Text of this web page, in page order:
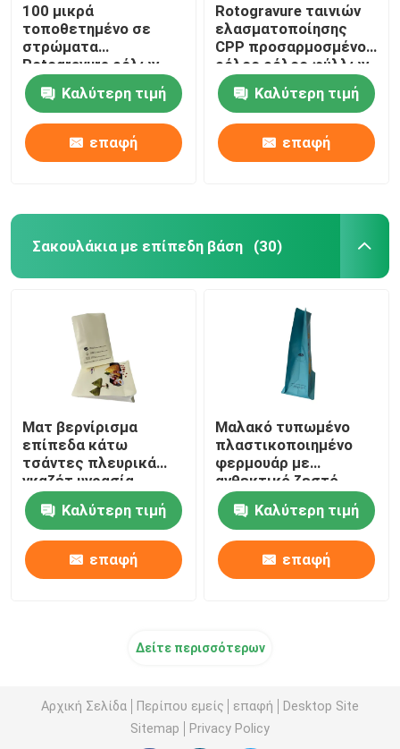
100 μικρά
τοποθετημένο σε
στρώματα
Rotogravure ρόλων
συσκευασίας που
τυπώνει το
φυλλόμορφο ρόλο
ταινιών
Καλύτερη τιμή
επαφή
Rotogravure ταινιών
ελασματοποίησης
CPP προσαρμοσμένος
ρόλος ρόλος φύλλων
τοποθέτησης σε
στρώματα
εκτύπωσης
Καλύτερη τιμή
επαφή
Σακουλάκια με επίπεδη βάση (30)
Ματ βερνίρισμα
επίπεδα κάτω
τσάντες πλευρικά
γκαζέτ υγρασία
απόδειξη για το ρύζι
τροφήΚαλύτερη τιμή
επαφή
Μαλακό τυπωμένο
πλαστικοποιημένο
φερμουάρ με
ανθεκτικό ζεστό
σφραγίδα που
επανασφραγίζεται
Καλύτερη τιμή
επαφή
Δείτε περισσότερων
Αρχική Σελίδα Περίπου εμείς επαφή
Desktop Site
Sitemap
Privacy Policy